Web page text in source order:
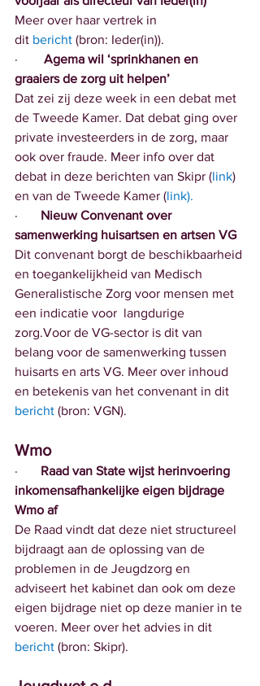
Meer over haar vertrek in
dit bericht (bron: Ieder(in)).
· Agema wil ‘sprinkhanen en
graaiers de zorg uit helpen’
Dat zei zij deze week in een debat met
de Tweede Kamer. Dat debat ging over
private investeerders in de zorg, maar
ook over fraude. Meer info over dat
debat in deze berichten van Skipr (link)
en van de Tweede Kamer (link).
· Nieuw Convenant over
samenwerking huisartsen en artsen VG
Dit convenant borgt de beschikbaarheid
en toegankelijkheid van Medisch
Generalistische Zorg voor mensen met
een indicatie voor  langdurige
zorg.Voor de VG-sector is dit van
belang voor de samenwerking tussen
huisarts en arts VG. Meer over inhoud
en betekenis van het convenant in dit
bericht (bron: VGN).
Wmo
· Raad van State wijst herinvoering
inkomensafhankelijke eigen bijdrage
Wmo af
De Raad vindt dat deze niet structureel
bijdraagt aan de oplossing van de
problemen in de Jeugdzorg en
adviseert het kabinet dan ook om deze
eigen bijdrage niet op deze manier in te
voeren. Meer over het advies in dit
bericht (bron: Skipr).